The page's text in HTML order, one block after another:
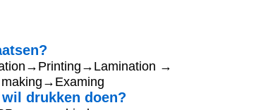
→
drukken doen?